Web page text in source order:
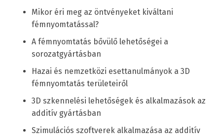
Mikor éri meg az öntvényeket kiváltani
fémnyomtatással?
A fémnyomtatás bővülő lehetőségei a
sorozatgyártásban
Hazai és nemzetközi esettanulmányok a 3D
fémnyomtatás területeiről
3D szkennelési lehetőségek és alkalmazások az
additív gyártásban
Szimulációs szoftverek alkalmazása az additív